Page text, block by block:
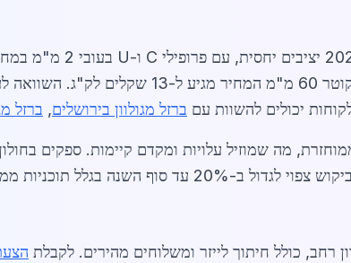
בכ-16 שקלים לק"ג, ולצינורות גלוון
יכולים להשוות עם ברזל מגולוון בירושלים, ברזל
לפלדה ממוחזרת, מה שמוזיל עלויות ומקדם קיימות. ספקים
רחב, כולל חיתוך לייזר ומשלוחים מהירים. לקבלת